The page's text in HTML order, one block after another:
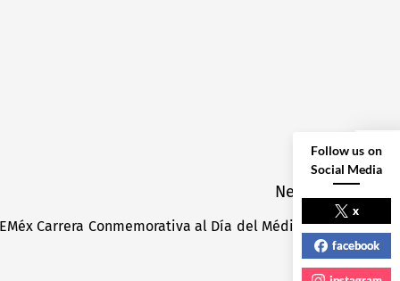
Next
Next
post:
Carrera Conmemorativa al Día del Médico NEXT POST
Follow us on
Social Media
x
facebook